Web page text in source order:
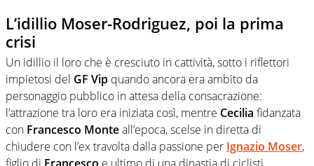
L’idillio Moser-Rodriguez, poi la prima
crisi
Un idillio il loro che è cresciuto in cattività, sotto i riflettori
impietosi del GF Vip quando ancora era ambito da
personaggio pubblico in attesa della consacrazione:
l’attrazione tra loro era iniziata così, mentre Cecilia fidanzata
con Francesco Monteall’epoca, scelse in diretta di
chiudere con l’ex travolta dalla passione per Ignazio Moser,